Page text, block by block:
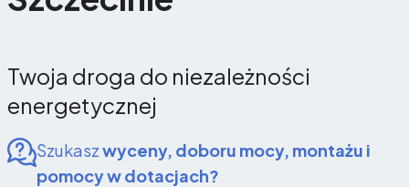
Twoja droga do niezależności
energetycznej
Szukaszwyceny, doboru mocy, montażu i
pomocy w dotacjach?